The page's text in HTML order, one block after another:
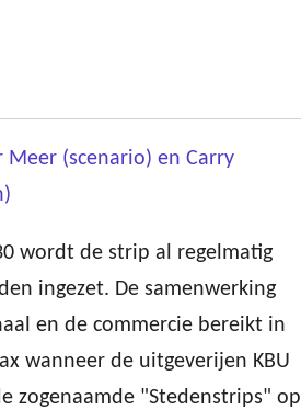
(scenario) en Carry
wordt de strip al regelmatig
ingezet. De samenwerking
en de commercie bereikt in
wanneer de uitgeverijen KBU
zogenaamde "Stedenstrips" op